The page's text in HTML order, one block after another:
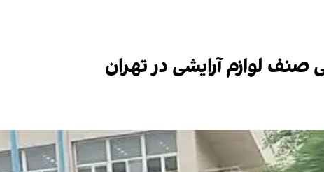
لوازم آرایشی در تهران